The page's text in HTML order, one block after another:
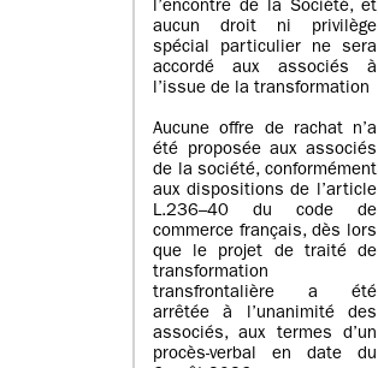
l’encontre de la Société, et
aucun droit ni privilège
spécial particulier ne sera
accordé aux associés à
l’issue de la transformation
Aucune offre de rachat n’a
été proposée aux associés
de la société, conformément
aux dispositions de l’article
L.236–40 du code de
commerce français, dès lors
que le projet de traité de
transformation
transfrontalière a été
arrêtée à l’unanimité des
associés, aux termes d’un
procès-verbal en date du